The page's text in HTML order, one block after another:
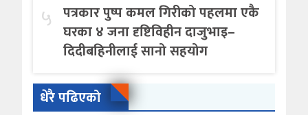
५ पत्रकार पुष्प कमल गिरीको पहलमा एकै
घरका ४ जना दृष्टिविहीन दाजुभाइ–
दिदीबहिनीलाई सानो सहयोग
धेरै पढिएको